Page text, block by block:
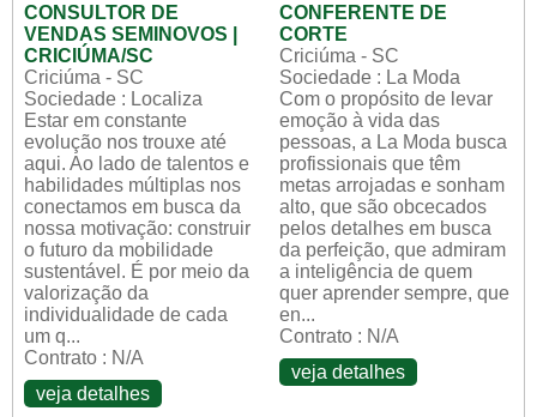
CONSULTOR DE
VENDAS SEMINOVOS |
CRICIÚMA/SC
Criciúma - SC
Sociedade : Localiza
Estar em constante
evolução nos trouxe até
aqui. Ao lado de talentos e
habilidades múltiplas nos
conectamos em busca da
nossa motivação: construir
o futuro da mobilidade
sustentável. É por meio da
valorização da
individualidade de cada
um q...
Contrato : N/A
veja detalhes
CONFERENTE DE
CORTE
Criciúma - SC
Sociedade : La Moda
Com o propósito de levar
emoção à vida das
pessoas, a La Moda busca
profissionais que têm
metas arrojadas e sonham
alto, que são obcecados
pelos detalhes em busca
da perfeição, que admiram
a inteligência de quem
quer aprender sempre, que
en...
Contrato : N/A
veja detalhes